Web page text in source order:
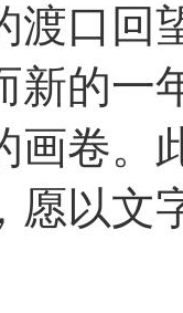
渡口回
新的一
画卷。
愿以文